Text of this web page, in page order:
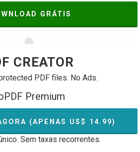
GRÁTIS
CREATOR
PDF files. No Ads.
Premium
(APENAS US$ 14.99)
Sem taxas recorrentes.